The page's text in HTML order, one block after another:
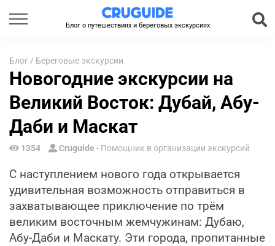
Блог о путешествиях и береговых экскурсиях
Блог / Береговые экскурсии
Новогодние экскурсии на
Великий Восток: Дубай, Абу-
Даби и Маскат
1354 Cruguide - Помощник в организации экскурсий
С наступлением нового года открывается
удивительная возможность отправиться в
захватывающее приключение по трём
великим восточным жемчужинам: Дубаю,
Абу-Даби и Маскату. Эти города, пропитанные